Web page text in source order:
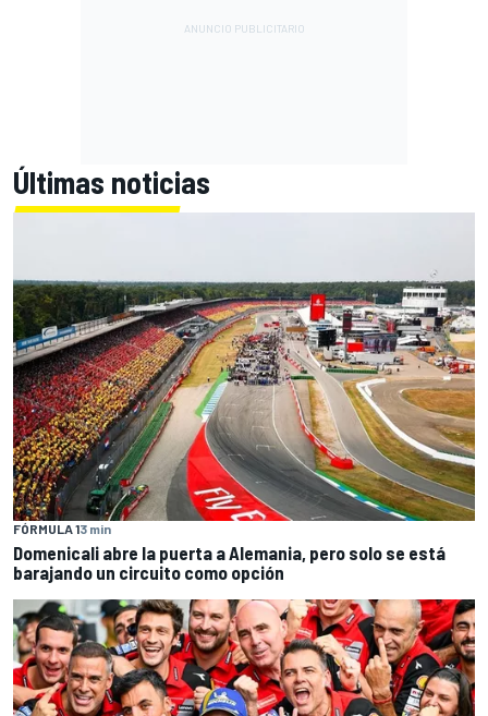
Últimas noticias
FÓRMULA 13 min
Domenicali abre la puerta a Alemania, pero solo se está
barajando un circuito como opción